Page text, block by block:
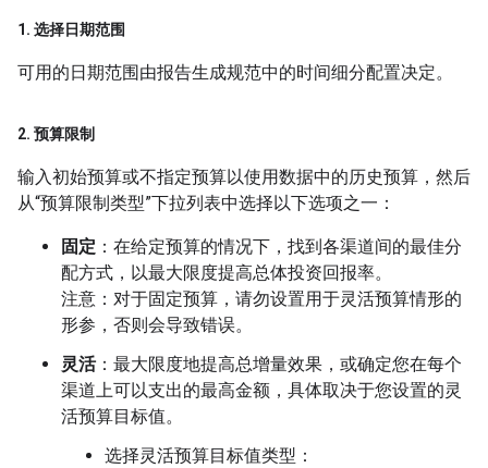
1. 选择日期范围
可用的日期范围由报告生成规范中的时间细分配置决定。
2. 预算限制
输入初始预算或不指定预算以使用数据中的历史预算，然后
从“预算限制类型”下拉列表中选择以下选项之一：
固定 ：在给定预算的情况下，找到各渠道间的最佳分
配方式，以最大限度提高总体投资回报率。
注意：对于固定预算，请勿设置用于灵活预算情形的
形参，否则会导致错误。
灵活：最大限度地提高总增量效果，或确定您在每个
渠道上可以支出的最高金额，具体取决于您设置的灵
活预算目标值。
选择灵活预算目标值类型：